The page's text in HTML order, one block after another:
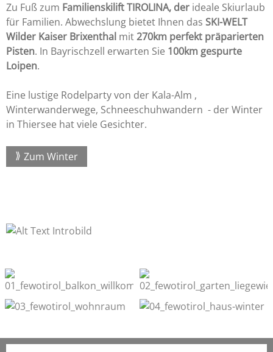
Zu Fuß zum Familienskilift TIROLINA, der ideale Skiurlaub
für Familien. Abwechslung bietet Ihnen das SKI-WELT
Wilder Kaiser Brixenthal mit270km perfekt präparierten
Pisten. In Bayrischzell erwarten Sie 100km gespurte
Loipen.
Eine lustige Rodelparty von der Kala-Alm ,
Winterwanderwege, Schneeschuhwandern - der Winter
in Thiersee hat viele Gesichter.
Zum Winter